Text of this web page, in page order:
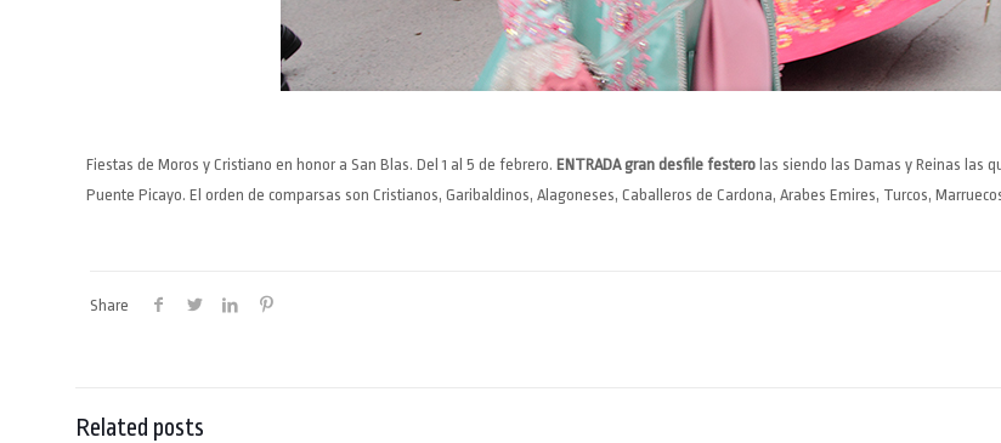
Fiestas de Moros y Cristiano en honor a San Blas. Del 1 al 5 de febrero. ENTRADA gran desfile festero las siendo las Damas y Reinas las
Puente Picayo. El orden de comparsas son Cristianos, Garibaldinos, Alagoneses, Caballeros de Cardona, Arabes Emires, Turcos,
Share
Related posts